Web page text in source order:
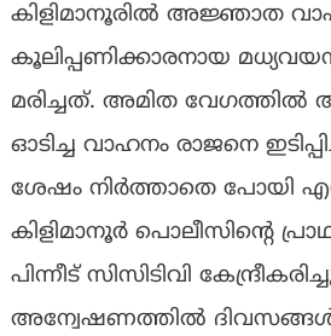
കിളിമാനൂരില്‍ അജ്ഞാത
കൂലിപ്പണിക്കാരനായ
മരിച്ചത്. അമിത വേഗത്തില്‍
ഓടിച്ച വാഹനം രാജനെ
ശേഷം നിര്‍ത്താതെ പോയി
കിളിമാനൂര്‍ പൊലീസിന്റെ
പിന്നീട് സിസിടിവി
അന്വേഷണത്തില്‍